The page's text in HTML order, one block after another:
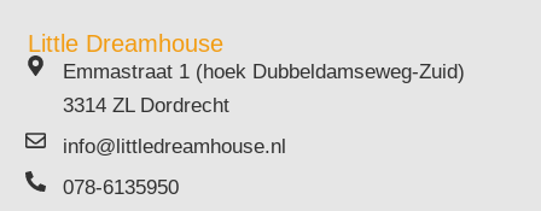
Little Dreamhouse
Emmastraat 1 (hoek Dubbeldamseweg-Zuid)
3314 ZL Dordrecht
info@littledreamhouse.nl
078-6135950